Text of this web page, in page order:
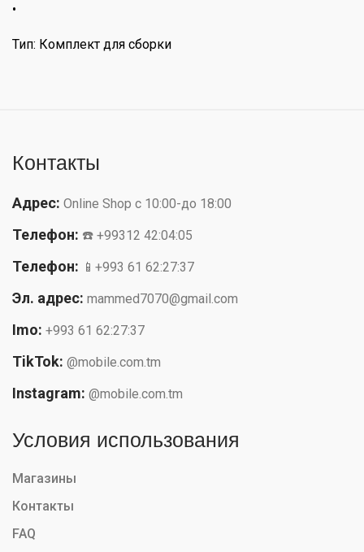
•
Тип: Комплект для сборки
Контакты
Адрес: Online Shop с 10:00-до 18:00
Телефон: ☎️ +99312 42:04:05
Телефон: 📱+993 61 62:27:37
Эл. адрес: mammed7070@gmail.com
Imo: +993 61 62:27:37
TikTok: @mobile.com.tm
Instagram: @mobile.com.tm
Условия использования
Магазины
Контакты
FAQ